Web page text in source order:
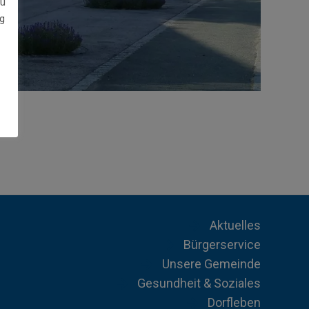
Aktuelles
Bürgerservice
Unsere Gemeinde
Gesundheit & Soziales
Dorfleben